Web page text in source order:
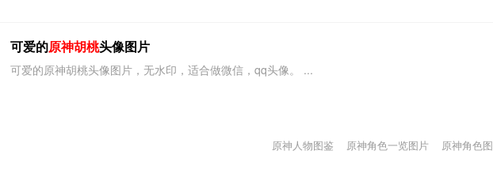
可爱的原神胡桃头像图片
可爱的原神胡桃头像图片，无水印，适合做微信，qq头像。 ...
原神角色
原神角色一览图片
原神人物图鉴